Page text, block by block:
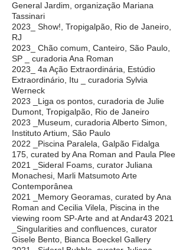
General Jardim, organização Mariana
Tassinari
2023_ Show!, Tropigalpão, Rio de Janeiro,
RJ
2023_ Chão comum, Canteiro, São Paulo,
SP _ curadoria Ana Roman
2023_ 4a Ação Extraordinária, Estúdio
Extraordinário, Itu _ curadoria Sylvia
Werneck
2023 _Liga os pontos, curadoria de Julie
Dumont, Tropigalpão, Rio de Janeiro
2023 _Museum, curadoria Alberto Simon,
Instituto Artium, São Paulo
2022 _Piscina Paralela, Galpão Fidalga
175, curated by Ana Roman and Paula Plee
2021 _Sideral Foams, curator Juliana
Monachesi, Marli Matsumoto Arte
Contemporânea
2021 _Memory Georamas, curated by Ana
Roman and Cecilia Vilela, Piscina in the
viewing room SP-Arte and at Andar43 2021
_Singularities and confluences, curator
Gisele Bento, Bianca Boeckel Gallery